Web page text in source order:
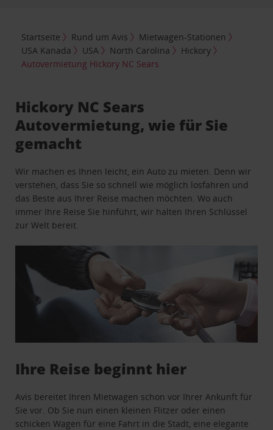
Startseite Rund um Avis
Mietwagen-Stationen
USA Kanada
USA North Carolina
Hickory
Autovermietung Hickory NC Sears
Hickory NC Sears
Autovermietung, wie für Sie
gemacht
Wir machen es Ihnen leicht, ein Auto zu mieten. Denn wir
verstehen, dass Sie so schnell wie möglich losfahren und
das Beste aus Ihrer Reise machen möchten. Wo auch
immer Ihre Reise Sie hinführt, wir halten Ihren Schlüssel
zur Welt bereit.
Ihre Reise beginnt hier
Avis bereitet Ihren Mietwagen schon vor Ihrer Ankunft für
Sie vor. Ob Sie nun einen kleinen Flitzer oder einen
schicken Wagen für eine Fahrt in die Stadt, eine elegante